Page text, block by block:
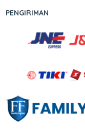
PENGIRIMAN